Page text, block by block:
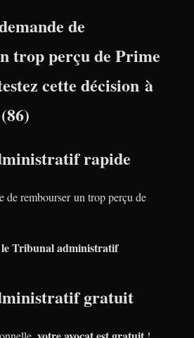
de
trop perçu de Prime
cette décision à
rapide
de rembourser un trop perçu de
le Tribunal administratif
gratuit